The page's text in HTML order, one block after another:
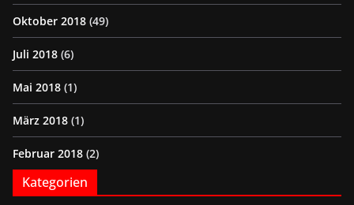
Oktober 2018 (49)
Juli 2018 (6)
Mai 2018 (1)
März 2018 (1)
Februar 2018 (2)
Kategorien